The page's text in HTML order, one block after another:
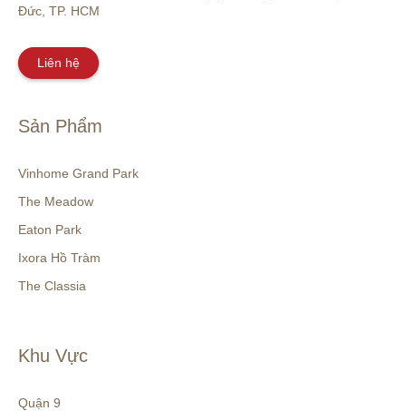
Đức, TP. HCM
Liên hệ
Sản Phẩm
Vinhome Grand Park
The Meadow
Eaton Park
Ixora Hồ Tràm
The Classia
Khu Vực
Quận 9